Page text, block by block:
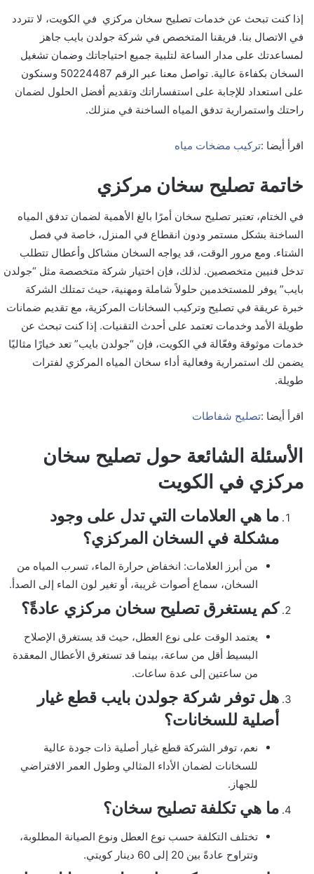
إذا كنت تبحث عن خدمات تصليح سخان مركزي في الكويت، لا تتردد
في الاتصال بنا. فريقنا المتخصص في شركة جولدن بايب جاهز
لمساعدتك على مدار الساعة لتلبية جميع احتياجاتك وضمان تشغيل
السخان بكفاءة عالية. تواصل معنا عبر الرقم 50224487 وسنكون
على استعداد للإجابة على استفساراتك وتقديم أفضل الحلول لضمان
راحتك واستمرارية تدفق المياه الساخنة في منزلك.
اقرأ أيضا :تركيب مضخات مياه
خاتمة تصليح سخان مركزي
في الختام، تعتبر تصليح سخان أمرًا بالغ الأهمية لضمان تدفق المياه
الساخنة بشكل مستمر ودون انقطاع في المنزل، خاصة في فصل
الشتاء. ومع مرور الوقت، قد يواجه السخان مشاكل وأعطال تتطلب
تدخل فنيين متخصصين. لذلك، فإن اختيار شركة متخصصة مثل “جولدن
بايب” يوفر للمستخدمين حلولاً شاملة ومهنية، حيث تمتلك الشركة
خبرة عريقة في تصليح وتركيب السخانات المركزية، مع تقديم ضمانات
طويلة الأمد وخدمات تعتمد على أحدث التقنيات. إذا كنت تبحث عن
خدمات موثوقة وفعّالة في الكويت، فإن “جولدن بايب” تعد خيارًا مثاليًا
يضمن لك استمرارية وفعالية أداء سخان المياه المركزي لفترات
طويلة.
اقرأ أيضا :تصليح شفاطات
الأسئلة الشائعة حول تصليح سخان
مركزي في الكويت
ما هي العلامات التي تدل على وجود
مشكلة في السخان المركزي؟
من أبرز العلامات: انخفاض حرارة الماء، تسرب المياه من
السخان، سماع أصوات غريبة، أو تغير لون الماء إلى الصدأ.
كم يستغرق تصليح سخان مركزي عادةً؟
يعتمد الوقت على نوع العطل، حيث قد يستغرق الإصلاح
البسيط أقل من ساعة، بينما قد تستغرق الأعطال المعقدة
من ساعتين إلى عدة ساعات.
هل توفر شركة جولدن بايب قطع غيار
أصلية للسخانات؟
نعم، توفر الشركة قطع غيار أصلية ذات جودة عالية
للسخانات لضمان الأداء المثالي وطول العمر الافتراضي
للجهاز.
ما هي تكلفة تصليح سخان؟
تختلف التكلفة حسب نوع العطل ونوع الصيانة المطلوبة،
وتتراوح عادةً بين 20 إلى 60 دينار كويتي.